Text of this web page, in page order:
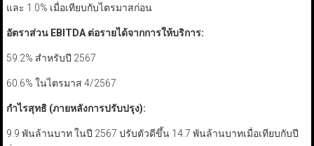
และ 1.0% เมื่อเทียบกับไตรมาสก่อน
อัตราส่วน EBITDAต่อรายได้จากการให้บริการ:
59.2% สำหรับปี 2567
60.6% ในไตรมาส 4/2567
กำไรสุทธิ (ภายหลังการปรับปรุง):
9.9 พันล้านบาท ในปี 2567 ปรับตัวดีขึ้น 14.7 พันล้านบาทเมื่อเทียบกับปี